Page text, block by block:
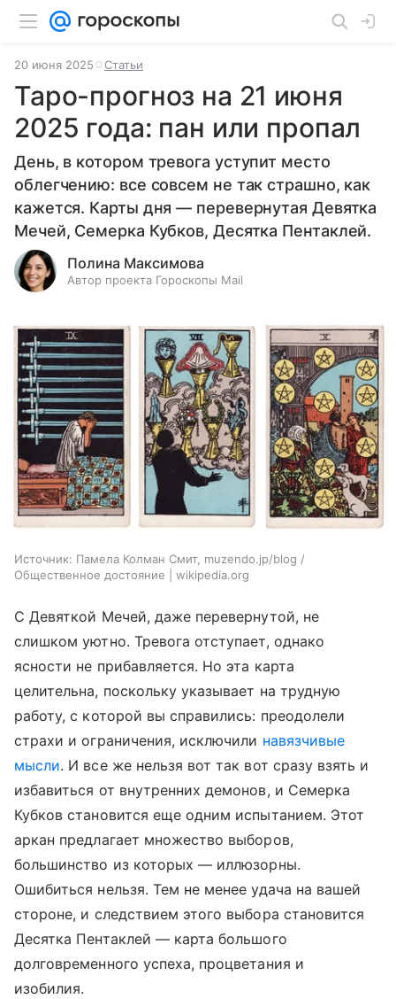
20 июня 2025 Статьи
Таро-прогноз на 21 июня
2025 года: пан или пропал
День, в котором тревога уступит место
облегчению: все совсем не так страшно, как
кажется. Карты дня — перевернутая Девятка
Мечей, Семерка Кубков, Десятка Пентаклей.
Полина Максимова
Автор проекта Гороскопы Mail
Источник: Памела Колман Смит, muzendo.jp/blog /
Общественное достояние | wikipedia.org
С Девяткой Мечей, даже перевернутой, не
слишком уютно. Тревога отступает, однако
ясности не прибавляется. Но эта карта
целительна, поскольку указывает на трудную
работу, с которой вы справились: преодолели
страхи и ограничения, исключили навязчивые
мысли. И все же нельзя вот так вот сразу взять и
избавиться от внутренних демонов, и Семерка
Кубков становится еще одним испытанием. Этот
аркан предлагает множество выборов,
большинство из которых — иллюзорны.
Ошибиться нельзя. Тем не менее удача на вашей
стороне, и следствием этого выбора становится
Десятка Пентаклей — карта большого
долговременного успеха, процветания и
изобилия.